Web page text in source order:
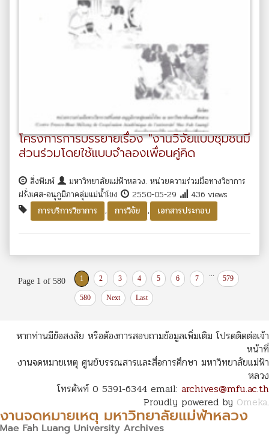
โครงการการบรรยายเรื่อง "งานวิจัยแบบชุมชนมี
ส่วนร่วมโดยใช้แบบจำลองเพื่อนคู่คิด
สิ่งพิมพ์
มหาวิทยาลัยแม่ฟ้าหลวง. หน่วยความร่วมมือทางวิชาการ
ฝรั่งเศส-อนุภูมิภาคลุ่มแม่น้ำโขง
2550-05-29
436 views
การบริการวิชาการ
, การวิจัย , เอกสารประกอบ
Page 1 of 580 1 2 3 4 5 6 7 579
580 Next Last
หากท่านมีข้อสงสัย หรือต้องการสอบถามข้อมูลเพิ่มเติม โปรดติดต่อเจ้า
หน้าที่
งานจดหมายเหตุ ศูนย์บรรณสารและสื่อการศึกษา มหาวิทยาลัยแม่ฟ้า
หลวง
โทรศัพท์ 0 5391-6344 email: archives@mfu.ac.th
Proudly powered by Omeka.